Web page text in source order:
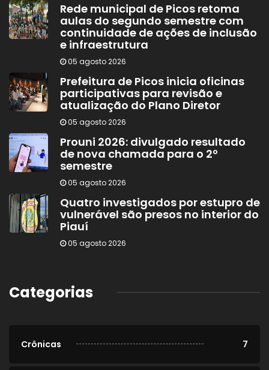
Rede municipal de Picos retoma
aulas do segundo semestre com
continuidade de ações de inclusão
e infraestrutura
05 agosto 2026
Prefeitura de Picos inicia oficinas
participativas para revisão e
atualização do Plano Diretor
05 agosto 2026
Prouni 2026: divulgado resultado
de nova chamada para o 2º
semestre
05 agosto 2026
Quatro investigados por estupro de
vulnerável são presos no interior do
Piauí
05 agosto 2026
Categorias
Crônicas 7